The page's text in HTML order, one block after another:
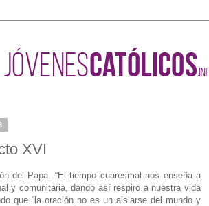
XVI
del Papa. “El tiempo cuaresmal nos enseña a
y comunitaria, dando así respiro a nuestra vida
que “la oración no es un aislarse del mundo y